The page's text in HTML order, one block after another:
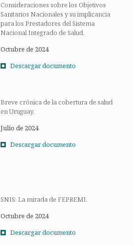
Consideraciones sobre los Objetivos
Sanitarios Nacionales y su implicancia
para los Prestadores del Sistema
Nacional Integrado de Salud.
Octubre de 2024
Descargar documento
Breve crónica de la cobertura de salud
en Uruguay.
Julio de 2024
Descargar documento
SNIS: La mirada de FEPREMI.
Octubre de 2024
Descargar documento